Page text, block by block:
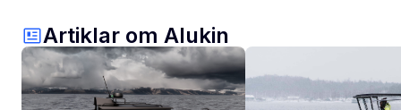
Artiklar om Alukin